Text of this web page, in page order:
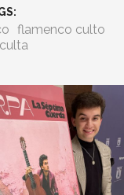
flamenco culto